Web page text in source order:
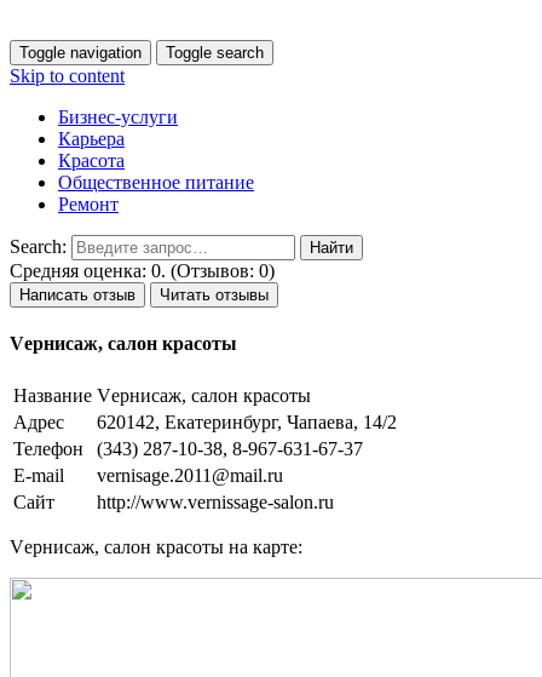
Toggle navigation Toggle search
Skip to content
Бизнес-услуги
Карьера
Красота
Общественное питание
Ремонт
Search:
Средняя оценка: 0. (Отзывов: 0)
Написать отзыв Читать отзывы
Vернисаж, салон красоты
Название Vернисаж, салон красоты
Адрес
620142, Екатеринбург, Чапаева, 14/2
Телефон
(343) 287-10-38, 8-967-631-67-37
E-mail
vernisage.2011@mail.ru
Сайт
http://www.vernissage-salon.ru
Vернисаж, салон красоты на карте: